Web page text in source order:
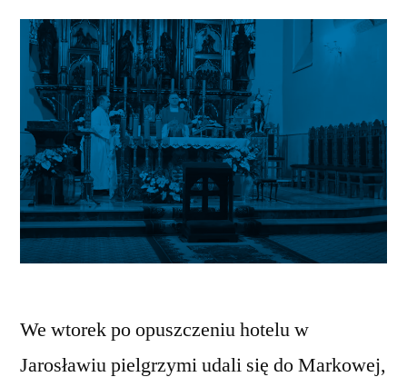
We wtorek po opuszczeniu hotelu w
Jarosławiu pielgrzymi udali się do Markowej,